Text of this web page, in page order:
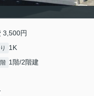
3,500円
1K
1階/2階建